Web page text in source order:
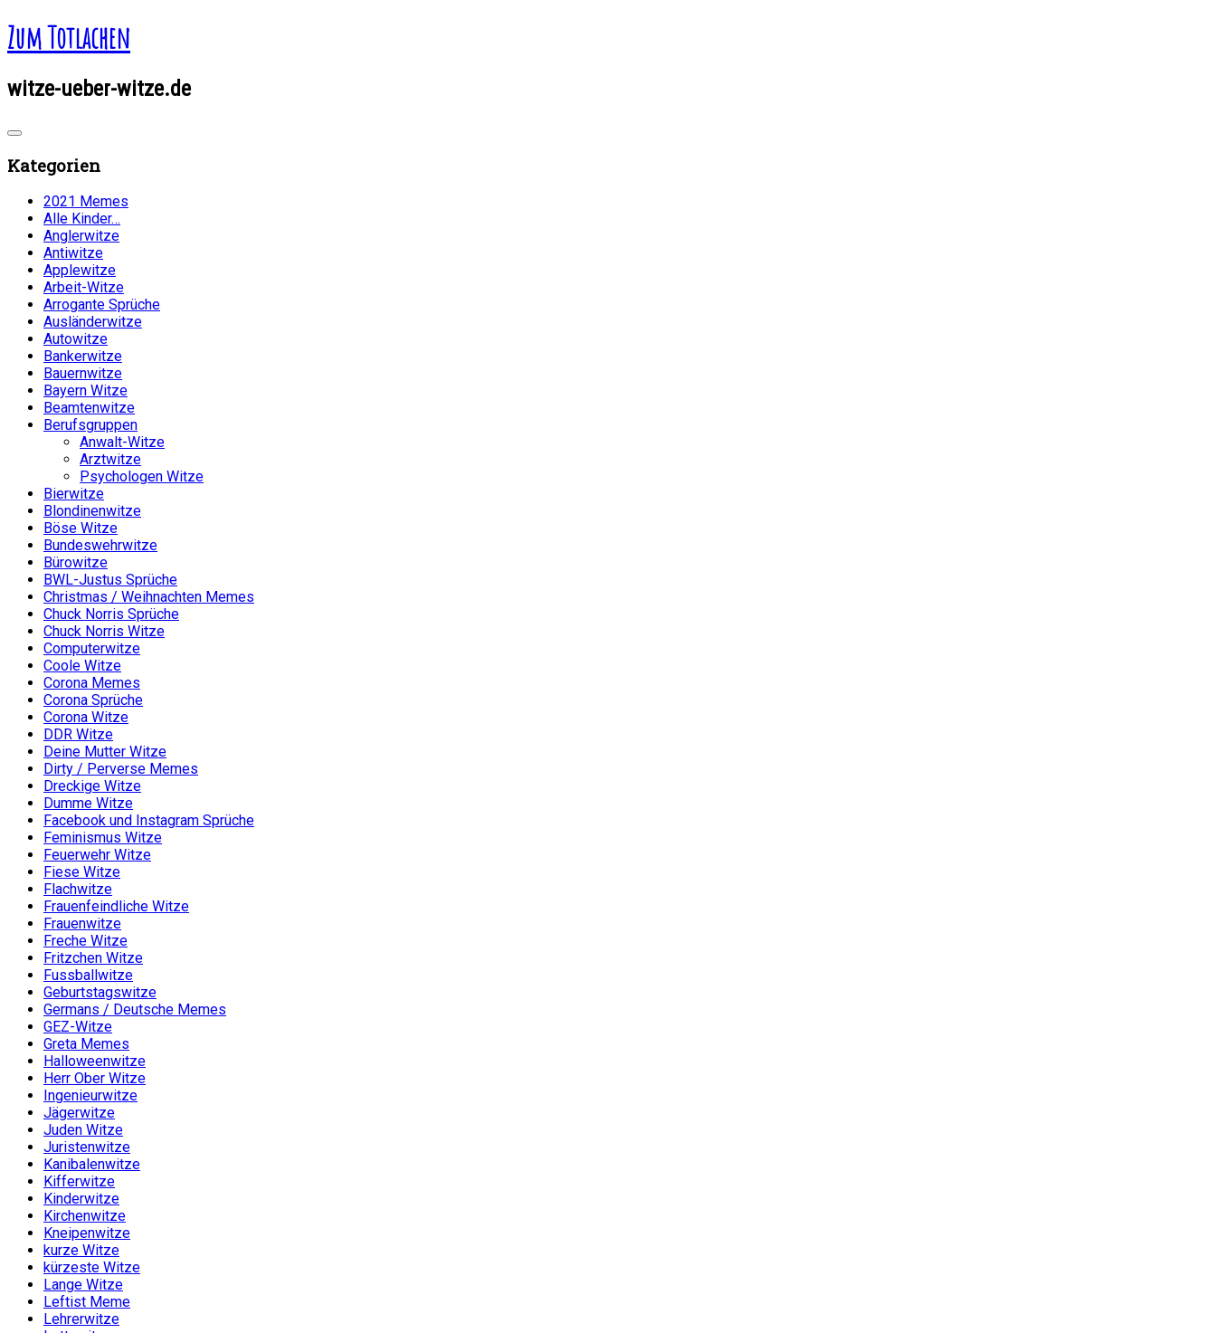
Zum Totlachen
witze-ueber-witze.de
Kategorien
2021 Memes
Alle Kinder…
Anglerwitze
Antiwitze
Applewitze
Arbeit-Witze
Arrogante Sprüche
Ausländerwitze
Autowitze
Bankerwitze
Bauernwitze
Bayern Witze
Beamtenwitze
Berufsgruppen
Anwalt-Witze
Arztwitze
Psychologen Witze
Bierwitze
Blondinenwitze
Böse Witze
Bundeswehrwitze
Bürowitze
BWL-Justus Sprüche
Christmas / Weihnachten Memes
Chuck Norris Sprüche
Chuck Norris Witze
Computerwitze
Coole Witze
Corona Memes
Corona Sprüche
Corona Witze
DDR Witze
Deine Mutter Witze
Dirty / Perverse Memes
Dreckige Witze
Dumme Witze
Facebook und Instagram Sprüche
Feminismus Witze
Feuerwehr Witze
Fiese Witze
Flachwitze
Frauenfeindliche Witze
Frauenwitze
Freche Witze
Fritzchen Witze
Fussballwitze
Geburtstagswitze
Germans / Deutsche Memes
GEZ-Witze
Greta Memes
Halloweenwitze
Herr Ober Witze
Ingenieurwitze
Jägerwitze
Juden Witze
Juristenwitze
Kanibalenwitze
Kifferwitze
Kinderwitze
Kirchenwitze
Kneipenwitze
kurze Witze
kürzeste Witze
Lange Witze
Leftist Meme
Lehrerwitze